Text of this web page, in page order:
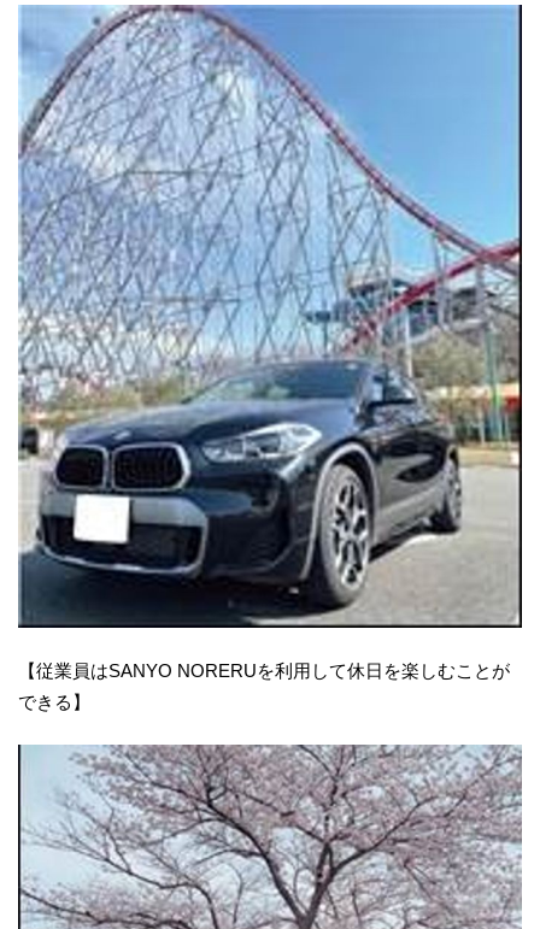
【従業員はSANYO NORERUを利用して休日を楽しむことが
できる】